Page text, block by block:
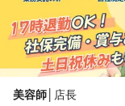
美容師 店長